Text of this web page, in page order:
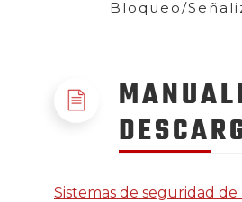
Bloqueo/
Sistemas de seguridad de